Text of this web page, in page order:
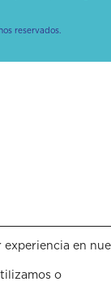
reservados.
en
o